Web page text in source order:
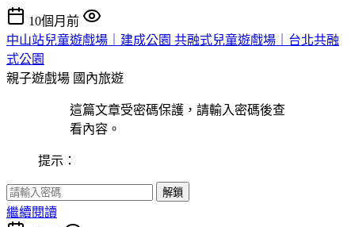
10個月前
中山站兒童遊戲場｜建成公園 共融式兒童遊戲場｜台北共融
式公園
親子遊戲場 國內旅遊
這篇文章受密碼保護，請輸入密碼後查
看內容。
提示：
解鎖
繼續閱讀